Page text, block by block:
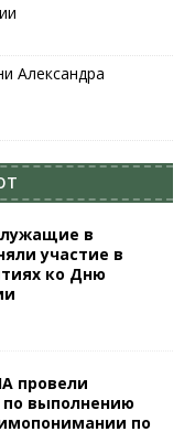
Александра
в
участие в
ко Дню
провели
выполнению
по